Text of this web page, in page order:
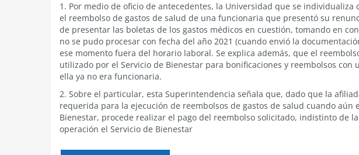
1. Por medio de oficio de antecedentes, la Universidad que se
el reembolso de gastos de salud de una funcionaria que presentó su
de presentar las boletas de los gastos médicos en cuestión, tomando en
no se pudo procesar con fecha del año 2021 (cuando envió la
ese momento fuera del horario laboral. Se explica además, que el
utilizado por el Servicio de Bienestar para bonificaciones y reembolsos con
ella ya no era funcionaria.
2. Sobre el particular, esta Superintendencia señala que, dado que la
requerida para la ejecución de reembolsos de gastos de salud cuando aún
Bienestar, procede realizar el pago del reembolso solicitado, indistinto de
operación el Servicio de Bienestar